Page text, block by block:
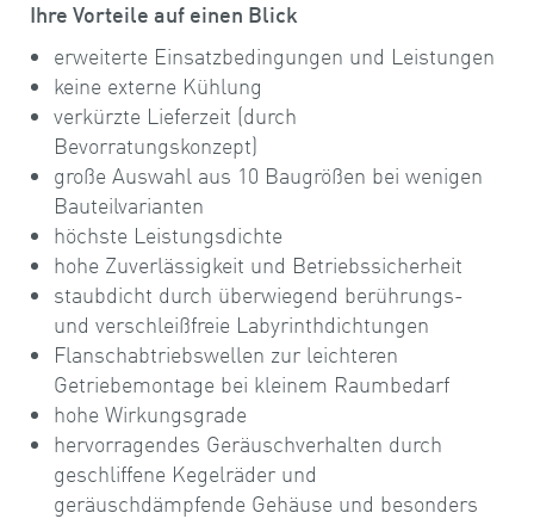
Ihre Vorteile auf einen Blick
erweiterte Einsatzbedingungen und Leistungen
keine externe Kühlung
verkürzte Lieferzeit (durch
Bevorratungskonzept)
große Auswahl aus 10 Baugrößen bei wenigen
Bauteilvarianten
höchste Leistungsdichte
hohe Zuverlässigkeit und Betriebssicherheit
staubdicht durch überwiegend berührungs-
und verschleißfreie Labyrinthdichtungen
Flanschabtriebswellen zur leichteren
Getriebemontage bei kleinem Raumbedarf
hohe Wirkungsgrade
hervorragendes Geräuschverhalten durch
geschliffene Kegelräder und
geräuschdämpfende Gehäuse und besonders